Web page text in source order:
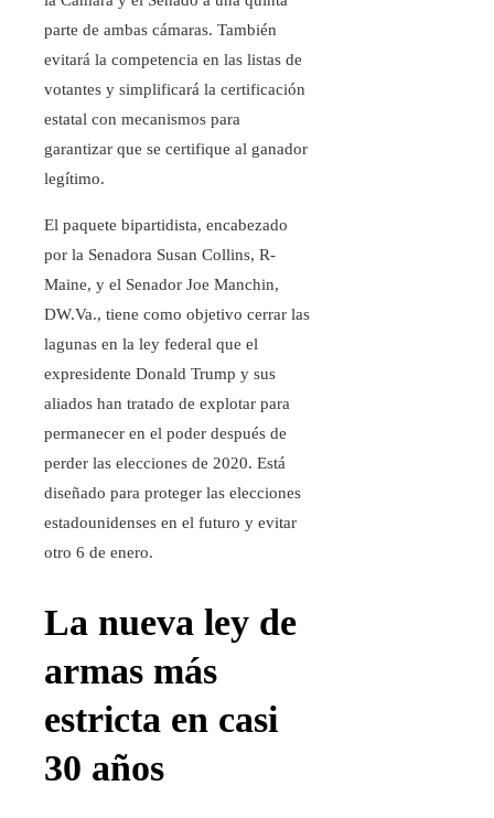
parte de ambas cámaras. También
evitará la competencia en las listas de
votantes y simplificará la certificación
estatal con mecanismos para
garantizar que se certifique al ganador
legítimo.
El paquete bipartidista, encabezado
por la Senadora Susan Collins, R-
Maine, y el Senador Joe Manchin,
DW.Va., tiene como objetivo cerrar las
lagunas en la ley federal que el
expresidente Donald Trump y sus
aliados han tratado de explotar para
permanecer en el poder después de
perder las elecciones de 2020. Está
diseñado para proteger las elecciones
estadounidenses en el futuro y evitar
otro 6 de enero.
La nueva ley de
armas más
estricta en casi
30 años